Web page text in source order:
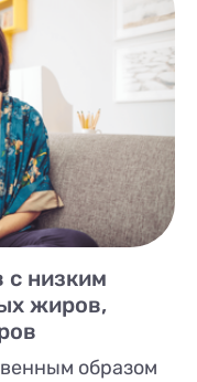
с низким
жиров,
образом